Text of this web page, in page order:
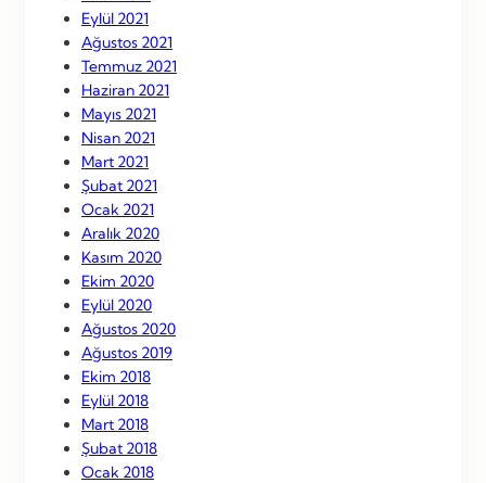
Eylül 2021
Ağustos 2021
Temmuz 2021
Haziran 2021
Mayıs 2021
Nisan 2021
Mart 2021
Şubat 2021
Ocak 2021
Aralık 2020
Kasım 2020
Ekim 2020
Eylül 2020
Ağustos 2020
Ağustos 2019
Ekim 2018
Eylül 2018
Mart 2018
Şubat 2018
Ocak 2018